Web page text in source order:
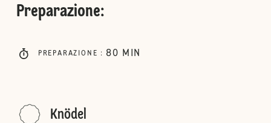
Preparazione:
PREPARAZIONE : 80 MIN
Knödel